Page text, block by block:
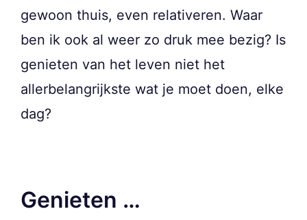
gewoon thuis, even relativeren. Waar
ben ik ook al weer zo druk mee bezig? Is
genieten van het leven niet het
allerbelangrijkste wat je moet doen, elke
dag?
Genieten …